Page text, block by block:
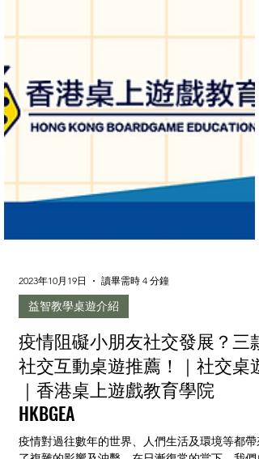
2023年10月19日 讀畢需時 4 分鐘
益智教學桌遊介紹
疫情阻礙小朋友社交發展？三款
社交互動桌遊推薦！｜社交桌遊
｜香港桌上遊戲教育學院
HKBGEA